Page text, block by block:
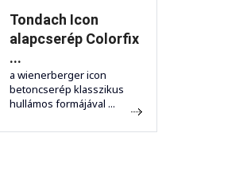
Tondach Icon
alapcserép Colorfix
...
a wienerberger icon
betoncserép klasszikus
hullámos formájával ...